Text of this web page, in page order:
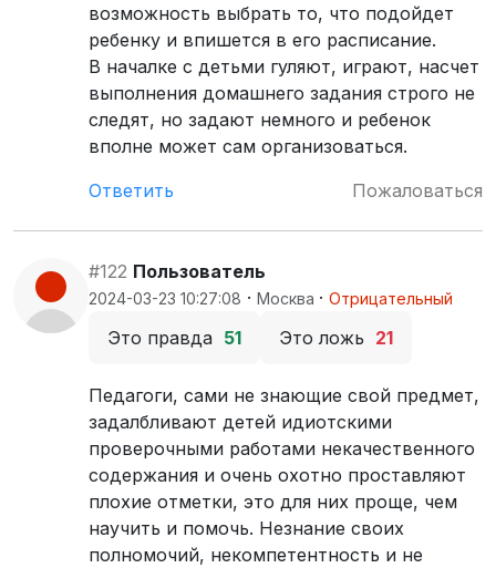
возможность выбрать то, что подойдет
ребенку и впишется в его расписание.
В началке с детьми гуляют, играют, насчет
выполнения домашнего задания строго не
следят, но задают немного и ребенок
вполне может сам организоваться.
Ответить
Пожаловаться
#122 Пользователь
2024-03-23 10:27:08 · Москва · Отрицательный
Это правда 51 Это ложь 21
Педагоги, сами не знающие свой предмет,
задалбливают детей идиотскими
проверочными работами некачественного
содержания и очень охотно проставляют
плохие отметки, это для них проще, чем
научить и помочь. Незнание своих
полномочий, некомпетентность и не